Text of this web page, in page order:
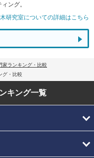
ング。
研究室についての詳細はこちら
家ランキング・比較
グ・比較
キング一覧